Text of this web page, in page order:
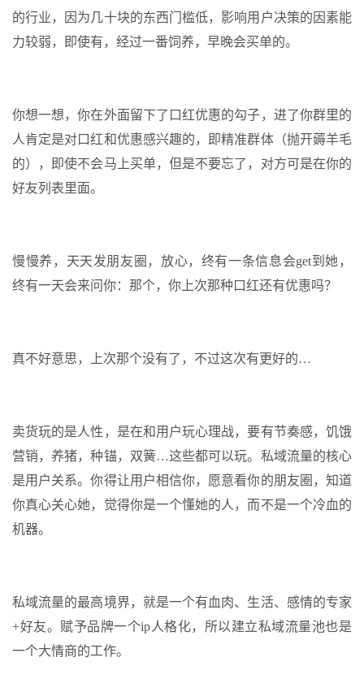
的行业，因为几十块的东西门槛低，影响用户决策的因素能
力较弱，即使有，经过一番饲养，早晚会买单的。
你想一想，你在外面留下了口红优惠的勾子，进了你群里的
人肯定是对口红和优惠感兴趣的，即精准群体（抛开薅羊毛
的），即使不会马上买单，但是不要忘了，对方可是在你的
好友列表里面。
慢慢养，天天发朋友圈，放心，终有一条信息会get到她，
终有一天会来问你：那个，你上次那种口红还有优惠吗？
真不好意思，上次那个没有了，不过这次有更好的…
卖货玩的是人性，是在和用户玩心理战，要有节奏感，饥饿
营销，养猪，种锚，双簧…这些都可以玩。私域流量的核心
是用户关系。你得让用户相信你，愿意看你的朋友圈，知道
你真心关心她，觉得你是一个懂她的人，而不是一个冷血的
机器。
私域流量的最高境界，就是一个有血肉、生活、感情的专家
+好友。赋予品牌一个ip人格化，所以建立私域流量池也是
一个大情商的工作。